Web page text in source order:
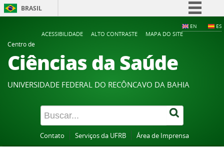
BRASIL
Participe
Acesso à informação
Legislação
Canais
EN ES
ACESSIBILIDADE ALTO CONTRASTE
MAPA DO SITE
Centro de
Ciências da Saúde
UNIVERSIDADE FEDERAL DO RECÔNCAVO DA BAHIA
Contato Serviços da UFRB Área de Imprensa